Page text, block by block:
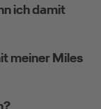
ich damit
meiner Miles